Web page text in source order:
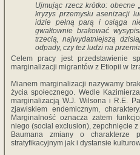
Ujmując rzecz krótko: obecne
kryzys przemysłu asenizacji
idzie pełną parą i osiąga
gwałtownie brakować
trzecią, najwydatniejszą
odpady, czy też ludzi na
Celem pracy jest przedstawienie
marginalizacji migrantów z Etiopii w
Mianem marginalizacji nazywamy
życia społecznego. Wedle
marginalizacją W.J. Wilsona i R.E.
zjawiskiem endemicznym,
Marginalność oznacza zatem
niego (social exclusion), zepchnięcie
Baumana zmiany o charakterze
stratyfikacyjnym jak i dystansie